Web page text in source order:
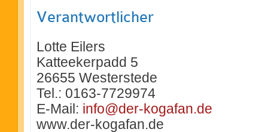
Verantwortlicher
Lotte Eilers
Katteekerpadd 5
26655 Westerstede
Tel.: 0163-7729974
E-Mail: info@der-kogafan.de
www.der-kogafan.de